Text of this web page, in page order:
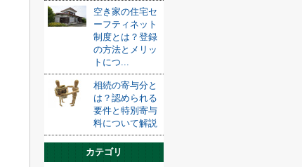
空き家の住宅セ
ーフティネット
制度とは？登録
の方法とメリッ
トにつ...
相続の寄与分と
は？認められる
要件と特別寄与
料について解説
カテゴリ